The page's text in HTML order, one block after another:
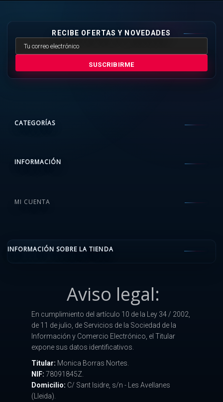
RECIBE OFERTAS Y NOVEDADES
SUSCRIBIRME
CATEGORÍAS
INFORMACIÓN
MI CUENTA
INFORMACIÓN SOBRE LA TIENDA
Aviso legal:
En cumplimiento del artículo 10 de la Ley 34 / 2002,
de 11 de julio, de Servicios de la Sociedad de la
Información y Comercio Electrónico, el Titular
expone sus datos identificativos.
Titular: Monica Borras Nortes.
NIF: 78091845Z.
Domicilio: C/ Sant Isidre, s/n - Les Avellanes
(Lleida).